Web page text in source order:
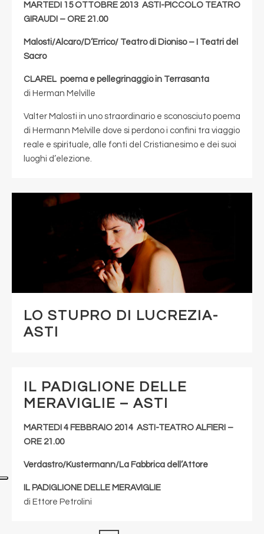
MARTEDI 15 OTTOBRE 2013 ASTI-PICCOLO TEATRO
GIRAUDI – ORE 21.00
Malosti/Alcaro/D’Errico/ Teatro di Dioniso – I Teatri del
Sacro
CLAREL poema e pellegrinaggio in Terrasanta
di Herman Melville
Valter Malosti in uno straordinario e sconosciuto poema
di Hermann Melville dove si perdono i confini tra viaggio
reale e spirituale, alle fonti del Cristianesimo e dei suoi
luoghi d’elezione.
LO STUPRO DI LUCREZIA-
ASTI
IL PADIGLIONE DELLE
MERAVIGLIE – ASTI
MARTEDI 4 FEBBRAIO 2014 ASTI-TEATRO ALFIERI –
ORE 21.00
Verdastro/Kustermann/La Fabbrica dell’Attore
IL PADIGLIONE DELLE MERAVIGLIE
di Ettore Petrolini